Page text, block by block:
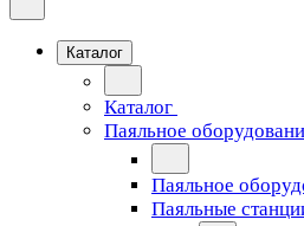
Каталог
Каталог
Паяльное
Паяльное
Паяльные